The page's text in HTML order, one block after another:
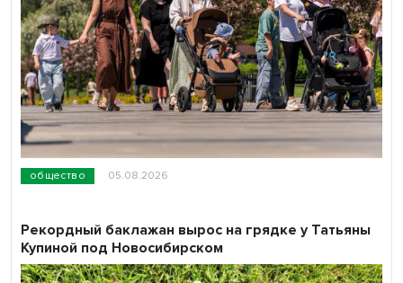
общество 05.08.2026
Рекордный баклажан вырос на грядке у Татьяны
Купиной под Новосибирском